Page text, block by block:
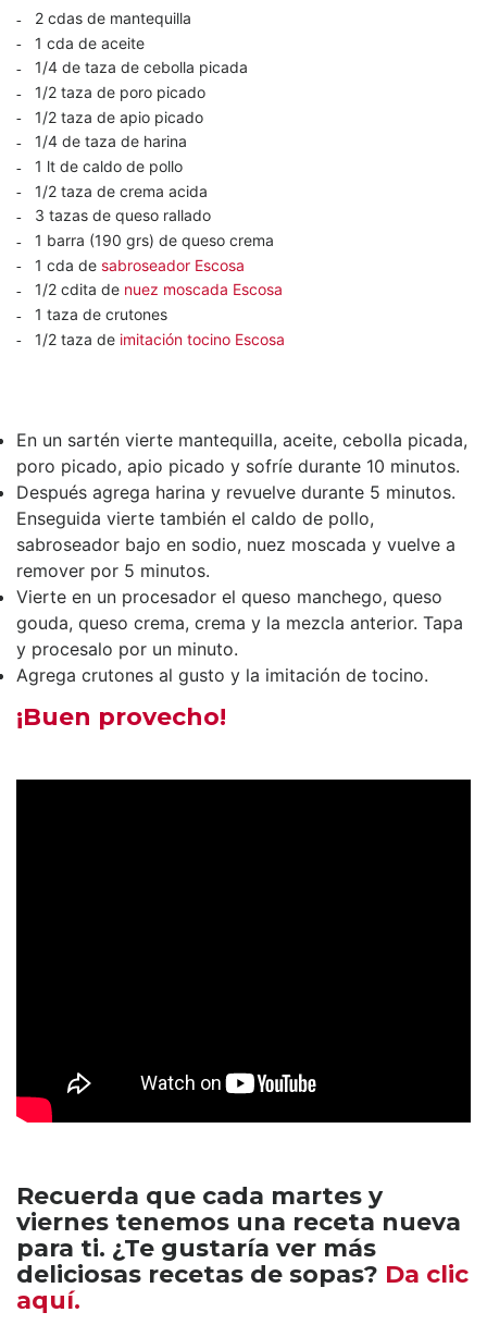
2 cdas de mantequilla
1 cda de aceite
1/4 de taza de cebolla picada
1/2 taza de poro picado
1/2 taza de apio picado
1/4 de taza de harina
1 lt de caldo de pollo
1/2 taza de crema acida
3 tazas de queso rallado
1 barra (190 grs) de queso crema
1 cda de sabroseador Escosa
1/2 cdita de nuez moscada Escosa
1 taza de crutones
1/2 taza de imitación tocino Escosa
En un sartén vierte mantequilla, aceite, cebolla picada,
poro picado, apio picado y sofríe durante 10 minutos.
Después agrega harina y revuelve durante 5 minutos.
Enseguida vierte también el caldo de pollo,
sabroseador bajo en sodio, nuez moscada y vuelve a
remover por 5 minutos.
Vierte en un procesador el queso manchego, queso
gouda, queso crema, crema y la mezcla anterior. Tapa
y procesalo por un minuto.
Agrega crutones al gusto y la imitación de tocino.
¡Buen provecho!
Recuerda que cada martes y
viernes tenemos una receta nueva
para ti. ¿Te gustaría ver más
deliciosas recetas de sopas? Da clic
aquí.